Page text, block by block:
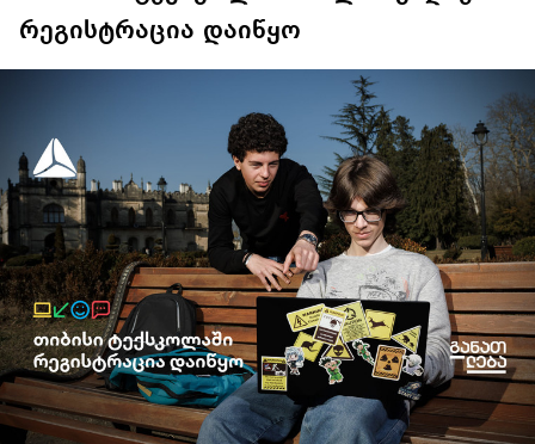
რეგისტრაცია დაიწყო